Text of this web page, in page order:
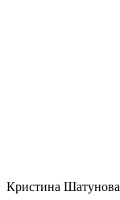
Кристина Шатунова